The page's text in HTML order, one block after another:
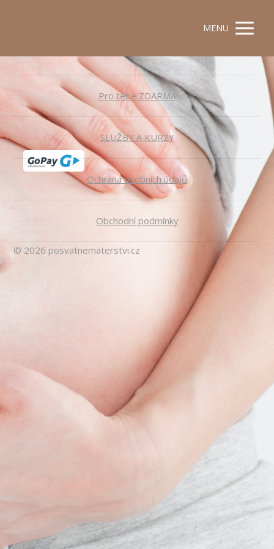
MENU
Pro tebe ZDARMA
SLUŽBY A KURZY
Ochrana osobních údajů
Obchodní podmínky
© 2026 posvatnematerstvi.cz